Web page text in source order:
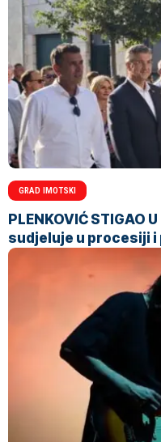
GRAD IMOTSKI
PLENKOVIĆ STIGAO
sudjeluje u procesiji i